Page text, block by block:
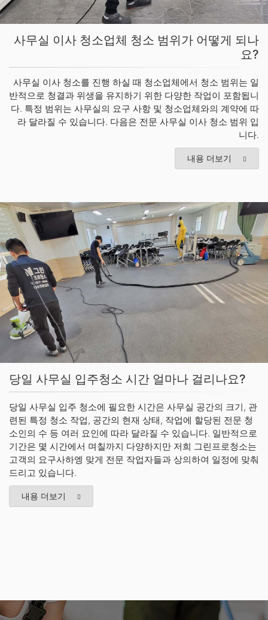
사무실 이사 청소업체 청소 범위가 어떻게 되나
요?
사무실 이사 청소를 진행 하실 때 청소업체에서 청소 범위는 일
반적으로 청결과 위생을 유지하기 위한 다양한 작업이 포함됩니
다. 특정 범위는 사무실의 요구 사항 및 청소업체와의 계약에 따
라 달라질 수 있습니다. 다음은 전문 사무실 이사 청소 범위 입
니다.
내용 더보기
당일 사무실 입주청소 시간 얼마나 걸리나요?
당일 사무실 입주 청소에 필요한 시간은 사무실 공간의 크기, 관
련된 특정 청소 작업, 공간의 현재 상태, 작업에 할당된 전문 청
소인의 수 등 여러 요인에 따라 달라질 수 있습니다. 일반적으로
기간은 몇 시간에서 며칠까지 다양하지만 저희 그린프로청소는
고객의 요구사하엥 맞게 전문 작업자들과 상의하여 일정에 맞춰
드리고 있습니다.
내용 더보기